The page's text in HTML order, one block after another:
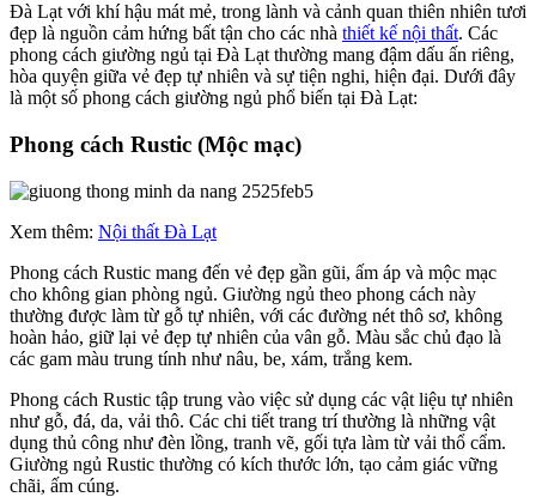
Đà Lạt với khí hậu mát mẻ, trong lành và cảnh quan thiên nhiên tươi
đẹp là nguồn cảm hứng bất tận cho các nhà thiết kế nội thất. Các
phong cách giường ngủ tại Đà Lạt thường mang đậm dấu ấn riêng,
hòa quyện giữa vẻ đẹp tự nhiên và sự tiện nghi, hiện đại. Dưới đây
là một số phong cách giường ngủ phổ biến tại Đà Lạt:
Phong cách Rustic (Mộc mạc)
Xem thêm: Nội thất Đà Lạt
Phong cách Rustic mang đến vẻ đẹp gần gũi, ấm áp và mộc mạc
cho không gian phòng ngủ. Giường ngủ theo phong cách này
thường được làm từ gỗ tự nhiên, với các đường nét thô sơ, không
hoàn hảo, giữ lại vẻ đẹp tự nhiên của vân gỗ. Màu sắc chủ đạo là
các gam màu trung tính như nâu, be, xám, trắng kem.
Phong cách Rustic tập trung vào việc sử dụng các vật liệu tự nhiên
như gỗ, đá, da, vải thô. Các chi tiết trang trí thường là những vật
dụng thủ công như đèn lồng, tranh vẽ, gối tựa làm từ vải thổ cẩm.
Giường ngủ Rustic thường có kích thước lớn, tạo cảm giác vững
chãi, ấm cúng.